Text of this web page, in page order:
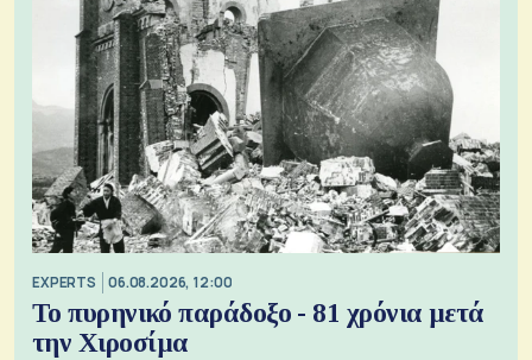
EXPERTS 06.08.2026, 12:00
Το πυρηνικό παράδοξο - 81 χρόνια μετά
την Χιροσίμα